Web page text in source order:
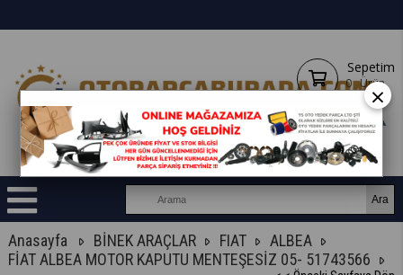
Sepetim
0 Ürün
Anasayfa BİNEK ARAÇLAR FIAT
ALBEA
FİAT ALBEA MOTOR KAPUTU MENTEŞESİZ 05- 51743566
×